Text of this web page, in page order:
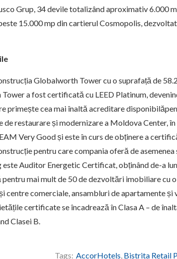
Grup, 34 devile totalizând aproximativ 6.000
15.000 mp din cartierul Cosmopolis,
Globalworth Tower cu o suprafață de
a fost certificată cu LEED Platinum,
primește cea mai înaltă acreditare
restaurare și modernizare a Moldova Center,
Very Good și este în curs de obținere a
pentru care compania oferă de
Auditor Energetic Certificat, obținând de-a
mai mult de 50 de dezvoltări imobiliare cu
centre comerciale, ansambluri de apartamente și
certificate se încadrează în Clasa A – de
Clasei B.
Tags: AccorHotels Bistrita Retail